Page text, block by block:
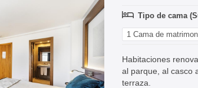
Tipo de cama
1 Cama de
Habitaciones
al parque, al casco
terraza.